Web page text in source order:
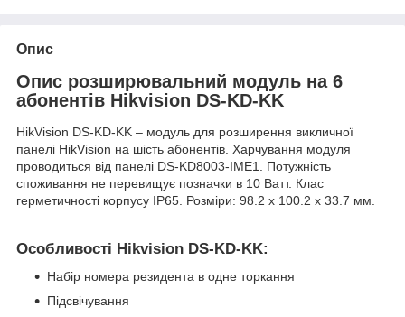
Опис
Опис розширювальний модуль на 6
абонентів Hikvision DS-KD-KK
HikVision DS-KD-KK – модуль для розширення викличної
панелі HikVision на шість абонентів. Харчування модуля
проводиться від панелі DS-KD8003-IME1. Потужність
споживання не перевищує позначки в 10 Ватт. Клас
герметичності корпусу IP65. Розміри: 98.2 х 100.2 х 33.7 мм.
Особливості Hikvision DS-KD-KK:
Набір номера резидента в одне торкання
Підсвічування